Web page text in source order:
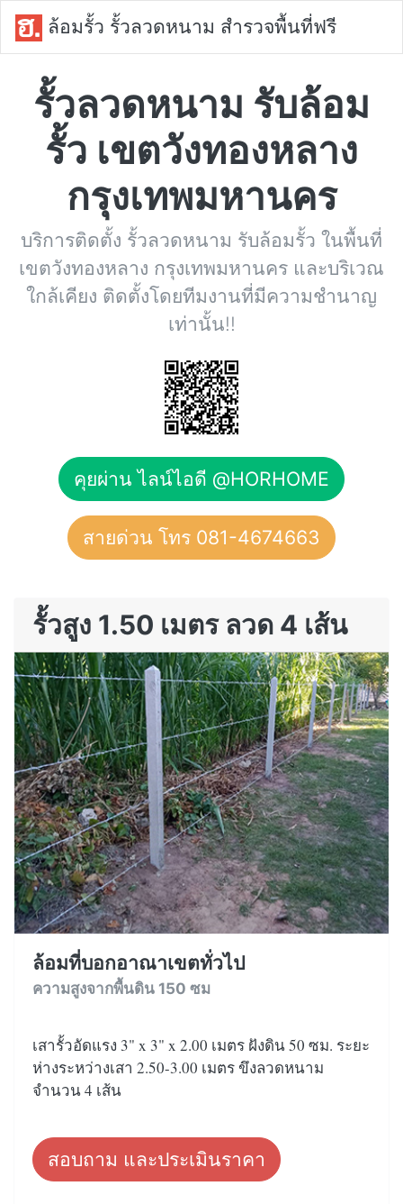
ล้อมรั้ว รั้วลวดหนาม สำรวจพื้นที่ฟรี
รั้วลวดหนาม รับล้อม
รั้ว เขตวังทองหลาง
กรุงเทพมหานคร
บริการติดตั้ง รั้วลวดหนาม รับล้อมรั้ว ในพื้นที่
เขตวังทองหลาง กรุงเทพมหานคร และบริเวณ
ใกล้เคียง ติดตั้งโดยทีมงานที่มีความชำนาญ
เท่านั้น!!
คุยผ่าน ไลน์ไอดี @HORHOME
สายด่วน โทร 081-4674663
รั้วสูง 1.50 เมตร ลวด 4 เส้น
ล้อมที่บอกอาณาเขตทั่วไป
ความสูงจากพื้นดิน 150 ซม
เสารั้วอัดแรง 3" x 3" x 2.00 เมตร ฝังดิน 50 ซม. ระยะ
ห่างระหว่างเสา 2.50-3.00 เมตร ขึงลวดหนาม
จำนวน 4 เส้น
สอบถาม และประเมินราคา